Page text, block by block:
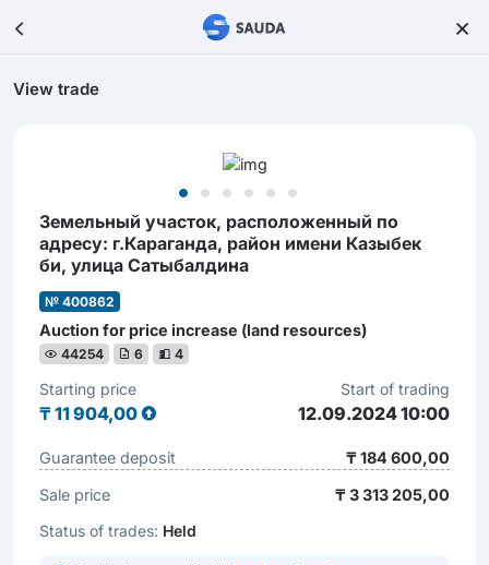
View trade
Земельный участок, расположенный по
адресу: г.Караганда, район имени Казыбек
би, улица Сатыбалдина
№ 400862
Auction for price increase (land resources)
44254 6 4
Starting price
₸ 11 904,00
Start of trading
12.09.2024 10:00
Guarantee deposit
₸ 184 600,00
Sale price
₸ 3 313 205,00
Status of trades: Held